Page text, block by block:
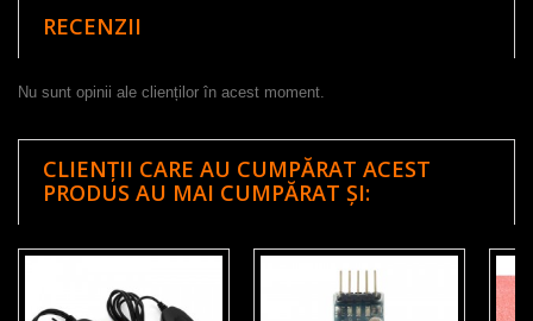
RECENZII
Nu sunt opinii ale clienților în acest moment.
CLIENȚII CARE AU CUMPĂRAT ACEST
PRODUS AU MAI CUMPĂRAT ȘI: